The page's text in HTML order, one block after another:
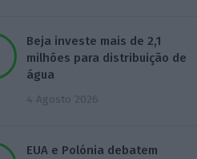
Beja investe mais de 2,1
milhões para distribuição de
água
4 Agosto 2026
EUA e Polónia debatem